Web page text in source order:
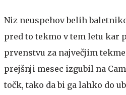
Niz neuspehov belih
pred to tekmo v tem letu kar
prvenstvu za največjim
prejšnji mesec izgubil na
točk, tako da bi ga lahko do